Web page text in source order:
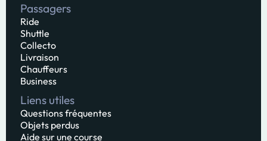
Passagers
Ride
Shuttle
Collecto
Livraison
Chauffeurs
Business
Liens utiles
Questions fréquentes
Objets perdus
Aide sur une course